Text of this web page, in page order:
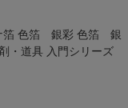
箔 色箔 銀彩 色箔 銀
・道具 入門シリーズ